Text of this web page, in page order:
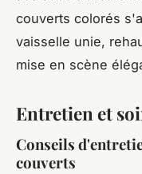
couverts colorés
vaisselle unie,
mise en scène
Entretien et
Conseils
couverts